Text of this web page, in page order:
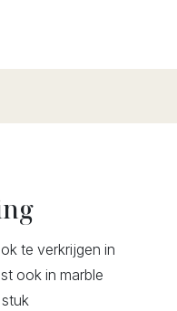
te verkrijgen in
ook in marble